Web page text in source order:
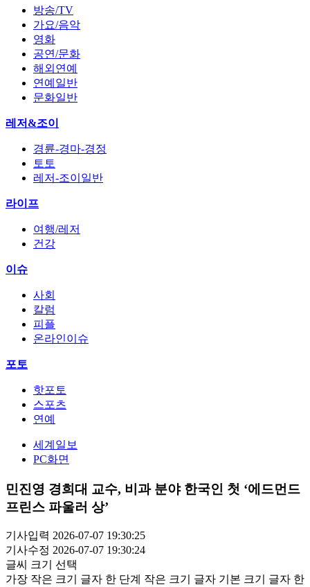
방송/TV
가요/음악
영화
공연/문화
해외연예
연예일반
문화일반
레저&조이
경륜-경마-경정
토토
레저-조이일반
라이프
여행/레저
건강
이슈
사회
칼럼
피플
온라인이슈
포토
핫포토
스포츠
연예
세계일보
PC화면
민진영 경희대 교수, 비과 분야 한국인 첫 ‘에드먼드
프린스 파울러 상’
기사입력 2026-07-07 19:30:25
기사수정 2026-07-07 19:30:24
글씨 크기 선택
가장 작은 크기 글자 한 단계 작은 크기 글자 기본 크기 글자 한